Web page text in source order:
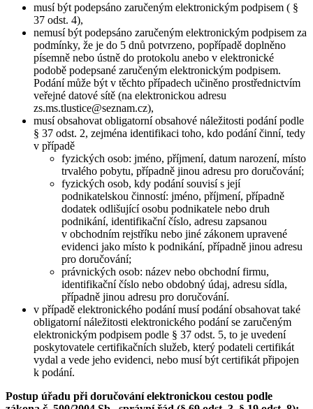
musí být podepsáno zaručeným elektronickým podpisem ( §
37 odst. 4),
nemusí být podepsáno zaručeným elektronickým podpisem za
podmínky, že je do 5 dnů potvrzeno, popřípadě doplněno
písemně nebo ústně do protokolu anebo v elektronické
podobě podepsané zaručeným elektronickým podpisem.
Podání může být v těchto případech učiněno prostřednictvím
veřejné datové sítě (na elektronickou adresu
zs.ms.tlustice@seznam.cz),
musí obsahovat obligatorní obsahové náležitosti podání podle
§ 37 odst. 2, zejména identifikaci toho, kdo podání činní, tedy
v případě
fyzických osob: jméno, příjmení, datum narození, místo
trvalého pobytu, případně jinou adresu pro doručování;
fyzických osob, kdy podání souvisí s její
podnikatelskou činností: jméno, příjmení, případně
dodatek odlišující osobu podnikatele nebo druh
podnikání, identifikační číslo, adresu zapsanou
v obchodním rejstříku nebo jiné zákonem upravené
evidenci jako místo k podnikání, případně jinou adresu
pro doručování;
právnických osob: název nebo obchodní firmu,
identifikační číslo nebo obdobný údaj, adresu sídla,
případně jinou adresu pro doručování.
v případě elektronického podání musí podání obsahovat také
obligatorní náležitosti elektronického podání se zaručeným
elektronickým podpisem podle § 37 odst. 5, to je uvedení
poskytovatele certifikačních služeb, který podateli certifikát
vydal a vede jeho evidenci, nebo musí být certifikát připojen
k podání.
Postup úřadu při doručování elektronickou cestou podle